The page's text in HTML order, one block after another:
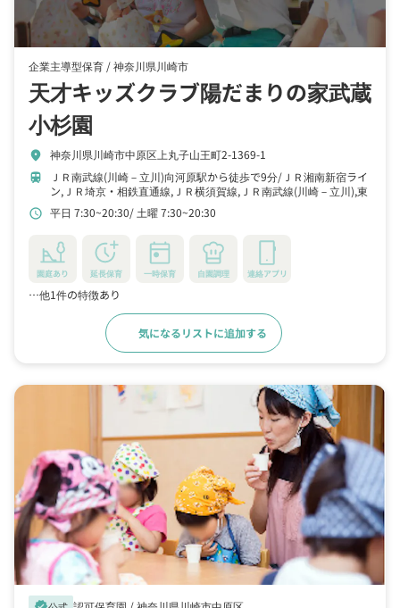
企業主導型保育 /神奈川県川崎市
天才キッズクラブ陽だまりの家武蔵
小杉園
location_on 神奈川県川崎市中原区上丸子山王町2-1369-1
train ＪＲ南武線(川崎－立川)向河原駅から徒歩で9分
ＪＲ湘南新宿ライ
ン,ＪＲ埼京・相鉄直通線,ＪＲ横須賀線,ＪＲ南武線(川崎－立川),東
急東横線,東急目武蔵小杉駅から徒歩で11分
線新丸子駅から徒歩で11分
schedule 平日 7:30~20:30 土曜 7:30~20:30
園庭あり 延長保育 一時保育 自園調理 連絡アプリ
…他1件の特徴あり
気になるリストに追加する